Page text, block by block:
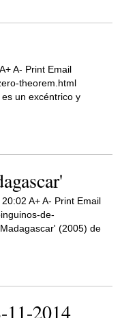
A- Print Email
theorem.html
un excéntrico y
A+ A- Print Email
de-
(2005) de
11-2014